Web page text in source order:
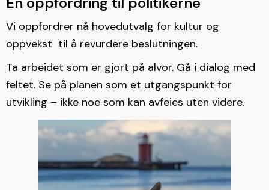
Vi oppfordrer nå hovedutvalg for kultur og
oppvekst til å revurdere beslutningen.
Ta arbeidet som er gjort på alvor. Gå i dialog med
feltet. Se på planen som et utgangspunkt for
utvikling – ikke noe som kan avfeies uten videre.